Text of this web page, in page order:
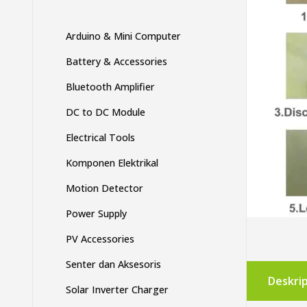
Arduino & Mini Computer
Battery & Accessories
Bluetooth Amplifier
DC to DC Module
Electrical Tools
Komponen Elektrikal
Motion Detector
Power Supply
PV Accessories
Senter dan Aksesoris
Solar Inverter Charger